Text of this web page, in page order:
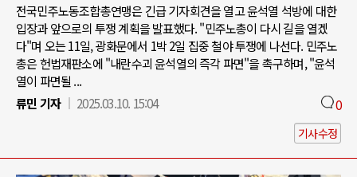
전국민주노동조합총연맹은 긴급 기자회견을 열고 윤석열 석방에 대한
입장과 앞으로의 투쟁 계획을 발표했다. "민주노총이 다시 길을 열겠
다"며 오는 11일, 광화문에서 1박 2일 집중 철야 투쟁에 나선다. 민주노
총은 헌법재판소에 "내란수괴 윤석열의 즉각 파면"을 촉구하며, "윤석
열이 파면될 ...
류민 기자
2025.03.10. 15:04 0
기사수정